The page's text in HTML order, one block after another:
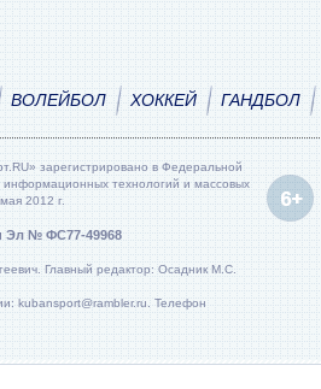
ВОЛЕЙБОЛ ХОККЕЙ ГАНДБОЛ
зарегистрировано в Федеральной
информационных технологий и массовых
2012 г.
Эл № ФС77-49968
Главный редактор: Осадник М.С.
kubansport@rambler.ru. Телефон